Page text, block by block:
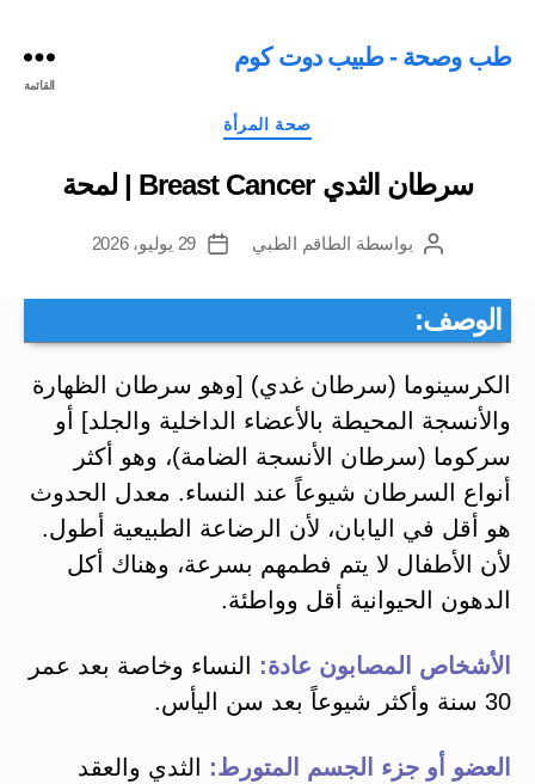
طب وصحة - طبيب دوت كوم
القائمة
التصنيفات
صحة المرأة
سرطان الثدي Breast Cancer | لمحة
كاتببواسطة الطاقم الطبي
تاريخ
29 يوليو، 2026
الوصف:
الكرسينوما (سرطان غدي) [وهو سرطان الظهارة
والأنسجة المحيطة بالأعضاء الداخلية والجلد] أو
سركوما (سرطان الأنسجة الضامة)، وهو أكثر
أنواع السرطان شيوعاً عند النساء. معدل الحدوث
هو أقل في اليابان، لأن الرضاعة الطبيعية أطول.
لأن الأطفال لا يتم فطمهم بسرعة، وهناك أكل
الدهون الحيوانية أقل وواطئة.
الأشخاص المصابون عادة: النساء وخاصة بعد عمر
30 سنة وأكثر شيوعاً بعد سن اليأس.
العضو أو جزء الجسم المتورط: الثدي والعقد